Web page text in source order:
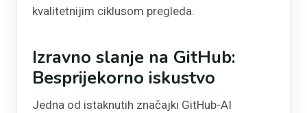
kvalitetnijim ciklusom pregleda.
Izravno slanje na GitHub:
Besprijekorno iskustvo
Jedna od istaknutih značajki GitHub-AI